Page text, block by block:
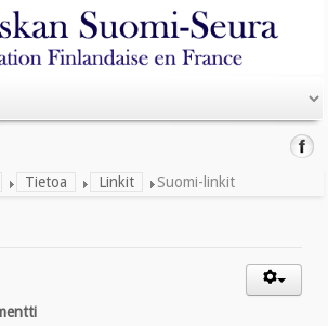
Tietoa Linkit Suomi-linkit